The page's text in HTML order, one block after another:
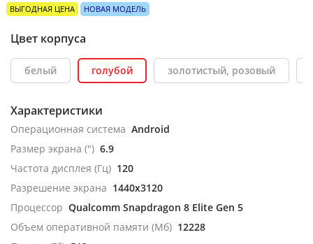
ВЫГОДНАЯ ЦЕНА НОВАЯ МОДЕЛЬ
Цвет корпуса
белый голубой золотистый, розовый
Характеристики
Операционная система Android
Размер экрана (") 6.9
Частота дисплея (Гц) 120
Разрешение экрана 1440x3120
Процессор Qualcomm Snapdragon 8 Elite Gen 5
Объем оперативной памяти (Мб) 12228